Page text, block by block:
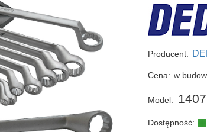
Producent:
Cena: w
Model: 1407
Dostępność: